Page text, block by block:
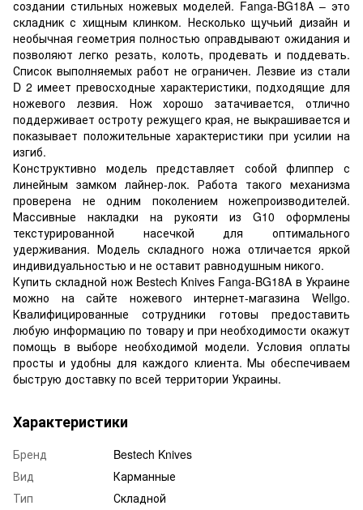
создании стильных ножевых моделей. Fanga-BG18A – это
складник с хищным клинком. Несколько щучьий дизайн и
необычная геометрия полностью оправдывают ожидания и
позволяют легко резать, колоть, продевать и поддевать.
Список выполняемых работ не ограничен. Лезвие из стали
D 2 имеет превосходные характеристики, подходящие для
ножевого лезвия. Нож хорошо затачивается, отлично
поддерживает остроту режущего края, не выкрашивается и
показывает положительные характеристики при усилии на
изгиб.
Конструктивно модель представляет собой флиппер с
линейным замком лайнер-лок. Работа такого механизма
проверена не одним поколением ножепроизводителей.
Массивные накладки на рукояти из G10 оформлены
текстурированной насечкой для оптимального
удерживания. Модель складного ножа отличается яркой
индивидуальностью и не оставит равнодушным никого.
Купить складной нож Bestech Knives Fanga-BG18A в Украине
можно на сайте ножевого интернет-магазина Wellgo.
Квалифицированные сотрудники готовы предоставить
любую информацию по товару и при необходимости окажут
помощь в выборе необходимой модели. Условия оплаты
просты и удобны для каждого клиента. Мы обеспечиваем
быструю доставку по всей территории Украины.
Характеристики
Бренд
Bestech Knives
Вид
Карманные
Тип
Складной